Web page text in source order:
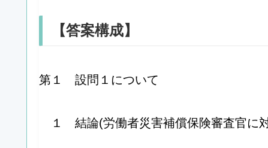
【答案構成】
第１ 設問１について
１ 結論(労働者災害補償保険審査官に